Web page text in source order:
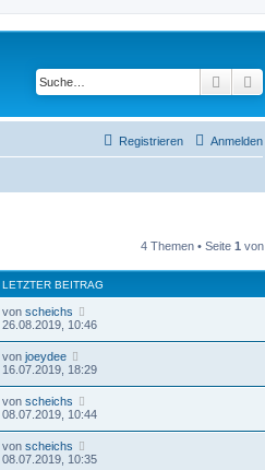
Suche
Anmelden
Registrieren
4 Themen • Seite 1 von
LETZTER BEITRAG
von scheichs
26.08.2019, 10:46
von joeydee
16.07.2019, 18:29
von scheichs
08.07.2019, 10:44
von scheichs
08.07.2019, 10:35